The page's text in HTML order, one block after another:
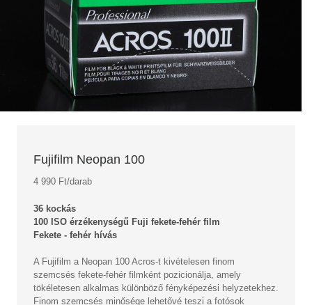
Fujifilm Neopan 100
4 990 Ft/darab
36 kockás
100 ISO érzékenységű Fuji fekete-fehér film
Fekete - fehér hívás
A Fujifilm a Neopan 100 Acros-t kivételesen finom
szemcsés fekete-fehér filmként pozicionálja, amely
tökéletesen alkalmas különböző fényképezési helyzetekhez.
Finom szemcsés minősége lehetővé teszi a fotósok